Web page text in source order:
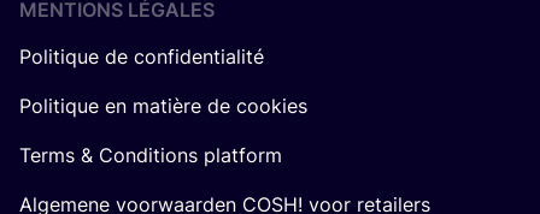
MENTIONS LÉGALES
Politique de confidentialité
Politique en matière de cookies
Terms & Conditions platform
Algemene voorwaarden COSH! voor retailers